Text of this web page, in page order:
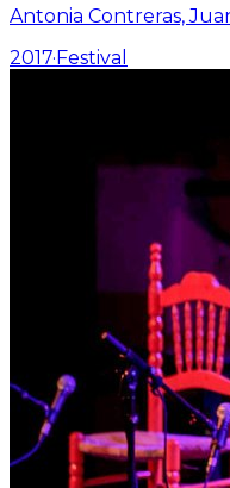
Antonia Contreras,
2017·Festival